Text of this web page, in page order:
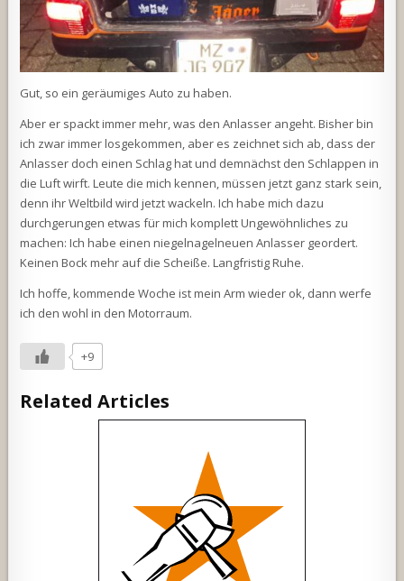
Gut, so ein geräumiges Auto zu haben.
Aber er spackt immer mehr, was den Anlasser angeht. Bisher bin
ich zwar immer losgekommen, aber es zeichnet sich ab, dass der
Anlasser doch einen Schlag hat und demnächst den Schlappen in
die Luft wirft. Leute die mich kennen, müssen jetzt ganz stark sein,
denn ihr Weltbild wird jetzt wackeln. Ich habe mich dazu
durchgerungen etwas für mich komplett Ungewöhnliches zu
machen: Ich habe einen niegelnagelneuen Anlasser geordert.
Keinen Bock mehr auf die Scheiße. Langfristig Ruhe.
Ich hoffe, kommende Woche ist mein Arm wieder ok, dann werfe
ich den wohl in den Motorraum.
+9
Related Articles